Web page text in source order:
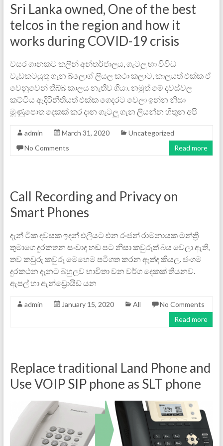
Sri Lanka owned, One of the best
telcos in the region and how it
works during COVID-19 crisis
වසර ගානකට කලින් අන්තර්ජාලය, ගැටලු හා විවිධ
වැඩකටයුතු ගැන බ්ලොග් ලියල කථා කලාට, කාලයත් එක්ක ඒ
වෙනුවෙන් තිබ්බ කාලය නැතිව ගියා. නමුත් මේ දවස්වල
කට්ටිය ඇදිරිනීතියත් එක්ක ගෙදරට වෙලා ඉන්න නිසා
මූණුපොත දෙකක් කර දාන ගැටලු ගැන ‍ලියන්න හිතුන අපි
admin March 31, 2020
Uncategorized
No Comments
Read more
Call Recording and Privacy on
Smart Phones
දැන් ටික දවසක ඉදන් එලියට එන රංජන් රාමනායක මන්‍ත්‍රි
තුමාගෙ දුරකතන සංවාද හඬ පට නිසා කවුරුත් බය වෙලා ඇති,
තව කවුරු කවුරු මෙහෙම පටිගත කරන ඇත්ද කියල. ජංගම
දුරකථන දැනට බහුලව භාවිතා වන වර්ග දෙකක් තියනව.
ඇපල් හා ඇන්ඩ්‍රොයිඩ් යන
admin January 15, 2020 All
No Comments
Read more
Replace traditional Land Phone and
Use VOIP SIP phone as SLT phone